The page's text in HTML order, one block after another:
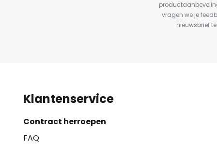
vragen we je
nieuwsbrief
Klantenservice
Contract herroepen
FAQ